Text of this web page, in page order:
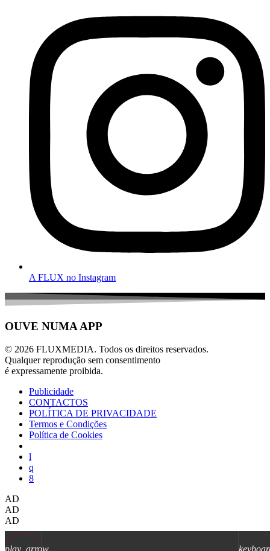
play_arrow
A FLUX no Instagram
OUVE NUMA APP
© 2026 FLUXMEDIA. Todos os direitos reservados.
Qualquer reprodução sem consentimento
é expressamente proibida.
Publicidade
CONTACTOS
POLÍTICA DE PRIVACIDADE
Termos e Condições
Política de Cookies
AD
AD
AD